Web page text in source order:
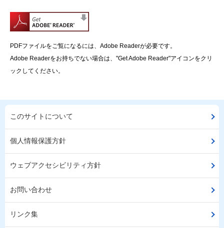
PDFファイルをご覧になるには、Adobe Readerが必要です。
Adobe Readerをお持ちでない場合は、"Get Adobe Reader"アイコンをクリ
ックしてください。
このサイトについて
個人情報保護方針
ウェブアクセシビリティ方針
お問い合わせ
リンク集